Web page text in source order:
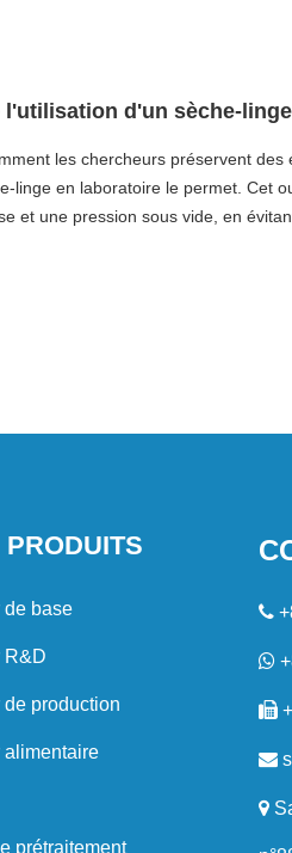
les chercheurs préservent
linge en laboratoire le permet. Cet
et une pression sous vide, en
de base
R&D
de production
alimentaire
prétraitement




